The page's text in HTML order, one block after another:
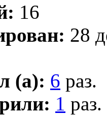
16
28
(а): 6 раз.
1 раз.